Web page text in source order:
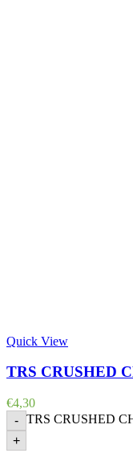
Quick View
TRS CRUSHED
€4,30
- TRS CRUSHED
+